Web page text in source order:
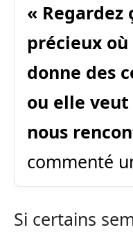
« Regardez
précieux où
donne des
ou elle
nous
commenté
Si certains